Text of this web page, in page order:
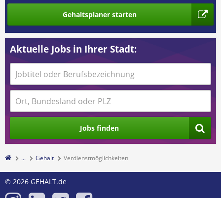
Gehaltsplaner starten
Aktuelle Jobs in Ihrer Stadt:
Jobs finden
... Gehalt Verdienstmöglichkeiten
© 2026 GEHALT.de